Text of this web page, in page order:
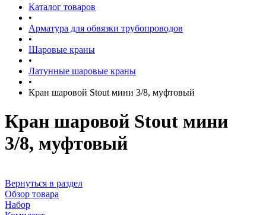
Каталог товаров
•
Арматура для обвязки трубопроводов
•
Шаровые краны
•
Латунные шаровые краны
•
Кран шаровой Stout мини 3/8, муфтовый
Кран шаровой Stout мини
3/8, муфтовый
Вернуться в раздел
Обзор товара
Набор